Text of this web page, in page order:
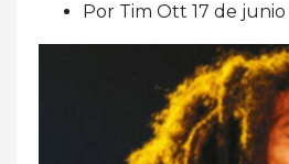
Por Tim Ott 17 de junio